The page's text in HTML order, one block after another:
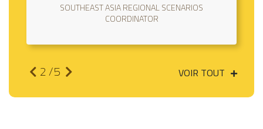
SOUTHEAST ASIA REGIONAL SCENARIOS
COORDINATOR
2/5 VOIR TOUT